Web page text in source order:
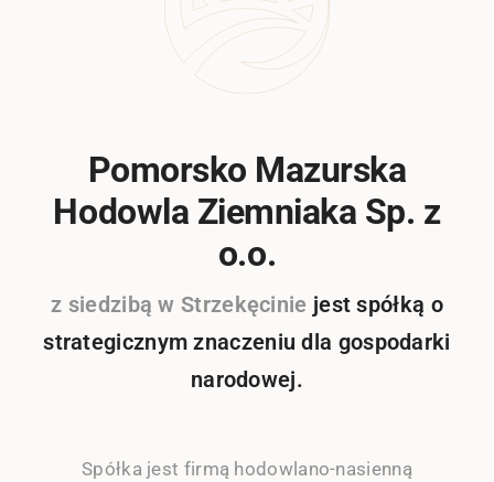
Pomorsko Mazurska
Hodowla Ziemniaka Sp. z
o.o.
z siedzibą w Strzekęcinie jest spółką o
strategicznym znaczeniu dla gospodarki
narodowej.
Spółka jest firmą hodowlano-nasienną